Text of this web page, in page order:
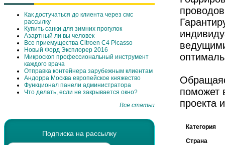
Как достучаться до клиента через смс
рассылку
Купить санки для зимних прогулок
Азартный ли вы человек
Все приемущества Сitroen C4 Picasso
Новый Форд Эксплорер 2016
Микроскоп профессиональный инструмент
каждого врача
Отправка контейнера зарубежным клиентам
Андорра Москва европейское княжество
Функционал панели администратора
Что делать, если не закрывается окно?
Все статьи
Подписка на рассылку
поможет
проекта
Категория
Страна